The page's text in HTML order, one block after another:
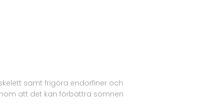
samt frigöra endorfiner och
att det kan förbättra sömnen